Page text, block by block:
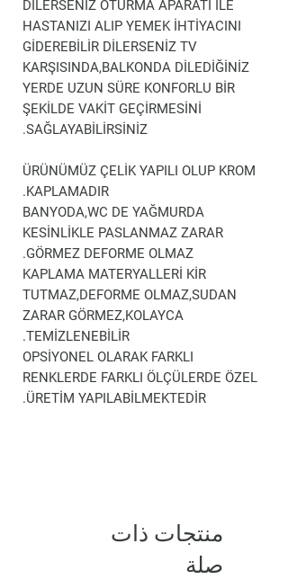
DİLERSENİZ OTURMA APARATI İLE
HASTANIZI ALIP YEMEK İHTİYACINI
GİDEREBİLİR DİLERSENİZ TV
KARŞISINDA,BALKONDA DİLEDİĞİNİZ
YERDE UZUN SÜRE KONFORLU BİR
ŞEKİLDE VAKİT GEÇİRMESİNİ
SAĞLAYABİLİRSİNİZ.
ÜRÜNÜMÜZ ÇELİK YAPILI OLUP KROM
KAPLAMADIR.
BANYODA,WC DE YAĞMURDA
KESİNLİKLE PASLANMAZ ZARAR
GÖRMEZ DEFORME OLMAZ.
KAPLAMA MATERYALLERİ KİR
TUTMAZ,DEFORME OLMAZ,SUDAN
ZARAR GÖRMEZ,KOLAYCA
TEMİZLENEBİLİR.
OPSİYONEL OLARAK FARKLI
RENKLERDE FARKLI ÖLÇÜLERDE ÖZEL
ÜRETİM YAPILABİLMEKTEDİR.
منتجات ذات
صلة